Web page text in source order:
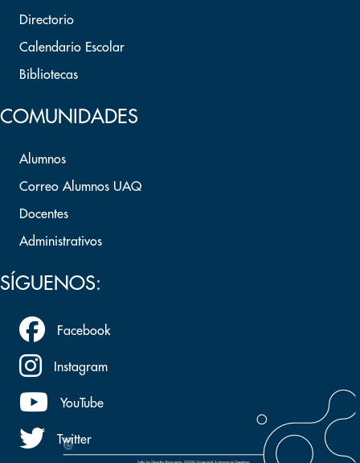
Directorio
Calendario Escolar
Bibliotecas
COMUNIDADES
Alumnos
Correo Alumnos UAQ
Docentes
Administrativos
SÍGUENOS:
Facebook
Instagram
YouTube
Twitter